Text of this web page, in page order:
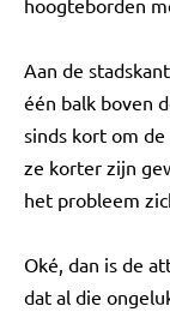
hoogteborden
Aan de
één balk boven
sinds kort om
ze korter zijn
het probleem
Oké, dan is de
dat al die